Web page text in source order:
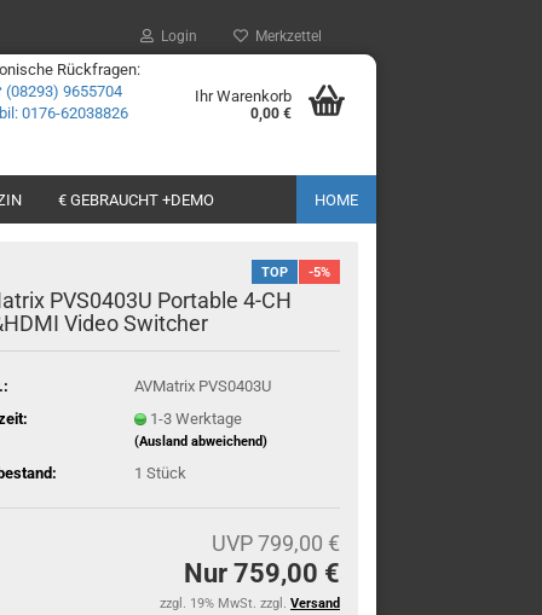
Login Merkzettel
Rückfragen:
(08293) 9655704
0176-62038826
Ihr Warenkorb
0,00 €
€ GEBRAUCHT +DEMO HOME
TOP -5%
PVS0403U Portable 4-CH
Video Switcher
AVMatrix PVS0403U
1-3 Werktage
(Ausland abweichend)
1Stück
UVP 799,00 €
Nur 759,00 €
zzgl. 19% MwSt. zzgl. Versand